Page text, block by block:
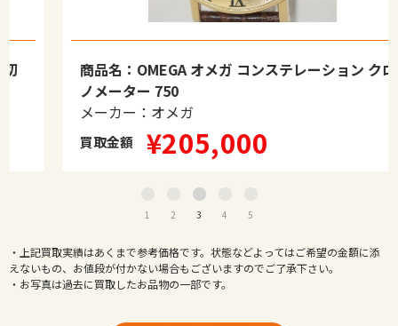
商品名：OMEGA オメガ コンステレーション クロ
ノメーター 750
メーカー：オメガ
買取金額¥205,000
1 2 3 4 5
・上記買取実績はあくまで参考価格です。状態などよってはご希望の金額に添
えないもの、お値段が付かない場合もございますのでご了承下さい。
・お写真は過去に買取したお品物の一部です。